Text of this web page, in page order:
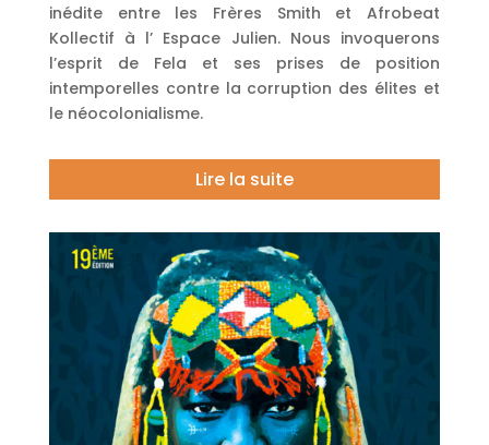
inédite entre les Frères Smith et Afrobeat
Kollectif à l’ Espace Julien. Nous invoquerons
l’esprit de Fela et ses prises de position
intemporelles contre la corruption des élites et
le néocolonialisme.
Lire la suite